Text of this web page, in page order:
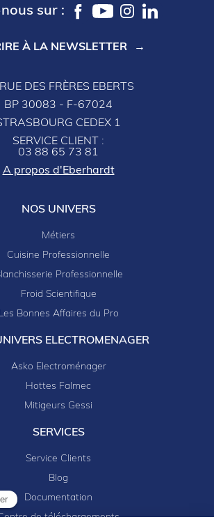
sur :
À LA NEWSLETTER
DES FRÈRES EBERTS
BP 30083 - F-67024
CEDEX 1
SERVICE CLIENT :
03 88 65 73 81
A propos d'Eberhardt
NOS UNIVERS
Métiers
Cuisine Professionnelle
Professionnelle
Froid Scientifique
Les Bonnes Affaires du Pro
ELECTROMENAGER
Asko Electroménager
Hottes Falmec
Mitigeurs Gessi
SERVICES
Service Clients
Blog
Documentation
de téléchargements